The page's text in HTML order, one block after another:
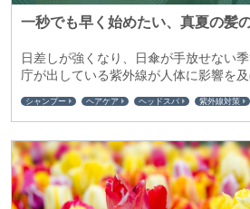
一秒でも早く始めたい、真夏の髪
日差しが強くなり、日傘が手放せない
庁が出している紫外線が人体に影響を
シャンプー ヘアケア ヘッドスパ 紫外線対策